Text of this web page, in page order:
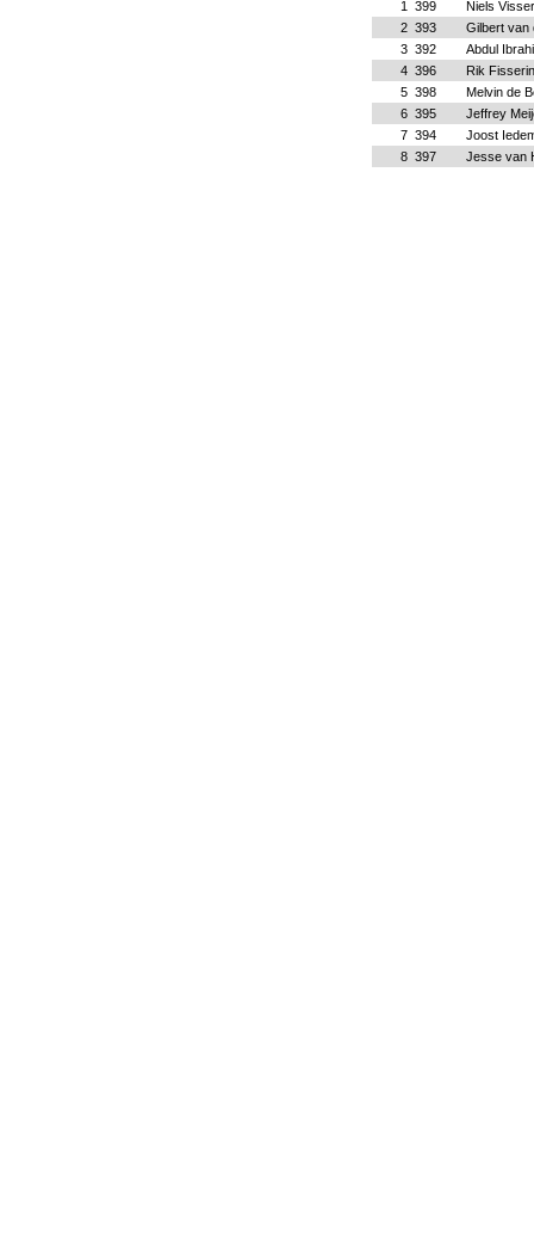
1
399
Niels Visser
2 393
Gilbert van
3 392
Abdul
4 396
Rik
5 398
Melvin de
6 395
Jeffrey
7 394
Joost
8 397 Jesse van